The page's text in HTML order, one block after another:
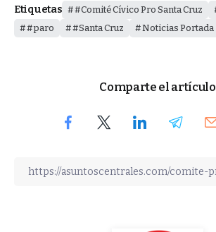
Etiquetas #Comité Cívico Pro Santa Cruz
#paro
#Santa Cruz Noticias Portada
Comparte el artículo